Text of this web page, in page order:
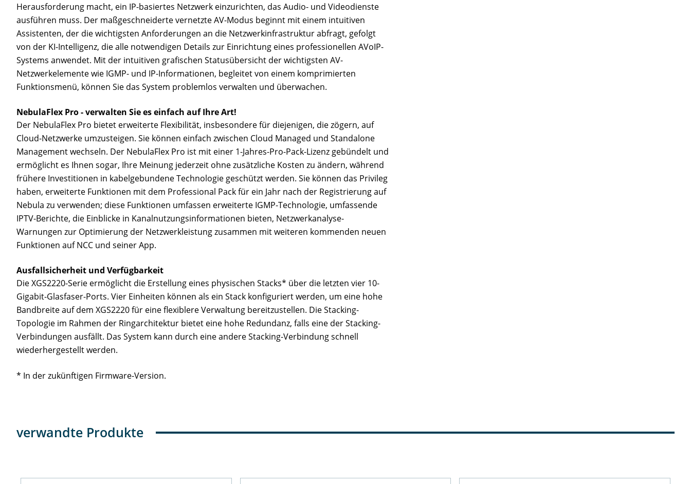
Herausforderung macht, ein IP-basiertes Netzwerk einzurichten, das Audio- und Videodienste
ausführen muss. Der maßgeschneiderte vernetzte AV-Modus beginnt mit einem intuitiven
Assistenten, der die wichtigsten Anforderungen an die Netzwerkinfrastruktur abfragt, gefolgt
von der KI-Intelligenz, die alle notwendigen Details zur Einrichtung eines professionellen AVoIP-
Systems anwendet. Mit der intuitiven grafischen Statusübersicht der wichtigsten AV-
Netzwerkelemente wie IGMP- und IP-Informationen, begleitet von einem komprimierten
Funktionsmenü, können Sie das System problemlos verwalten und überwachen.
NebulaFlex Pro - verwalten Sie es einfach auf Ihre Art!
Der NebulaFlex Pro bietet erweiterte Flexibilität, insbesondere für diejenigen, die zögern, auf
Cloud-Netzwerke umzusteigen. Sie können einfach zwischen Cloud Managed und Standalone
Management wechseln. Der NebulaFlex Pro ist mit einer 1-Jahres-Pro-Pack-Lizenz gebündelt und
ermöglicht es Ihnen sogar, Ihre Meinung jederzeit ohne zusätzliche Kosten zu ändern, während
frühere Investitionen in kabelgebundene Technologie geschützt werden. Sie können das Privileg
haben, erweiterte Funktionen mit dem Professional Pack für ein Jahr nach der Registrierung auf
Nebula zu verwenden; diese Funktionen umfassen erweiterte IGMP-Technologie, umfassende
IPTV-Berichte, die Einblicke in Kanalnutzungsinformationen bieten, Netzwerkanalyse-
Warnungen zur Optimierung der Netzwerkleistung zusammen mit weiteren kommenden neuen
Funktionen auf NCC und seiner App.
Ausfallsicherheit und Verfügbarkeit
Die XGS2220-Serie ermöglicht die Erstellung eines physischen Stacks* über die letzten vier 10-
Gigabit-Glasfaser-Ports. Vier Einheiten können als ein Stack konfiguriert werden, um eine hohe
Bandbreite auf dem XGS2220 für eine flexiblere Verwaltung bereitzustellen. Die Stacking-
Topologie im Rahmen der Ringarchitektur bietet eine hohe Redundanz, falls eine der Stacking-
Verbindungen ausfällt. Das System kann durch eine andere Stacking-Verbindung schnell
wiederhergestellt werden.
* In der zukünftigen Firmware-Version.
verwandte Produkte